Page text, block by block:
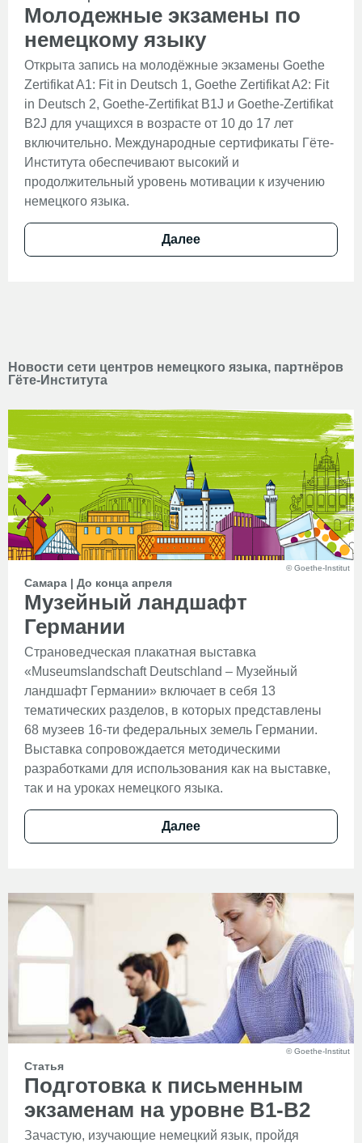
Молодежные экзамены по
немецкому языку
Открыта запись на молодёжные экзамены Goethe
Zertifikat A1: Fit in Deutsch 1, Goethe Zertifikat A2: Fit
in Deutsch 2, Goethe-Zertifikat B1J и Goethe-Zertifikat
B2J для учащихся в возрасте от 10 до 17 лет
включительно. Международные сертификаты Гёте-
Института обеспечивают высокий и
продолжительный уровень мотивации к изучению
немецкого языка.
Далее
Новости сети центров немецкого языка, партнёров
Гёте-Института
© Goethe-Institut
Самара | До конца апреля
Музейный ландшафт
Германии
Cтрановедческая плакатная выставка
«Museumslandschaft Deutschland – Музейный
ландшафт Германии» включает в себя 13
тематических разделов, в которых представлены
68 музеев 16-ти федеральных земель Германии.
Выставка сопровождается методическими
разработками для использования как на выставке,
так и на уроках немецкого языка.
Далее
© Goethe-Institut
Статья
Подготовка к письменным
экзаменам на уровне B1-B2
Зачастую, изучающие немецкий язык, пройдя